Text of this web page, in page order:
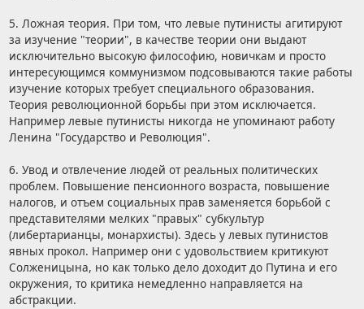
5. Ложная теория. При том, что левые путинисты агитируют
за изучение "теории", в качестве теории они выдают
исключительно высокую философию, новичкам и просто
интересующимся коммунизмом подсовываются такие работы
изучение которых требует специального образования.
Теория революционной борьбы при этом исключается.
Например левые путинисты никогда не упоминают работу
Ленина "Государство и Революция".
6. Увод и отвлечение людей от реальных политических
проблем. Повышение пенсионного возраста, повышение
налогов, и отъем социальных прав заменяется борьбой с
представителями мелких "правых" субкультур
(либертарианцы, монархисты). Здесь у левых путинистов
явных прокол. Например они с удовольствием критикуют
Солженицына, но как только дело доходит до Путина и его
окружения, то критика немедленно направляется на
абстракции.